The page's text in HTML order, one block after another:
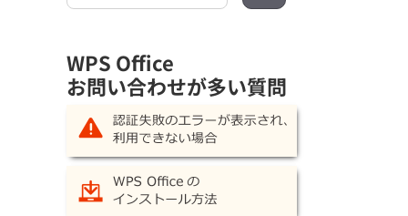
WPS Office
お問い合わせが多い質問